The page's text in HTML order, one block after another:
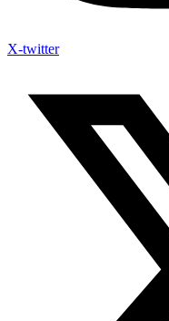
X-twitter